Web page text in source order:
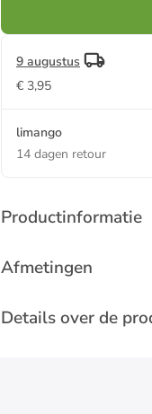
9 augustus
€ 3,95
limango
14 dagen retour
Productinformatie
Afmetingen
Details over de